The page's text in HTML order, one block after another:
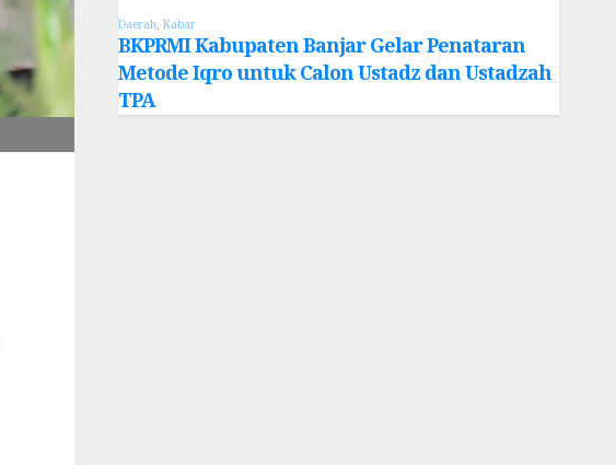
Daerah, Kabar
BKPRMI Kabupaten Banjar Gelar Penataran
Metode Iqro untuk Calon Ustadz dan Ustadzah
TPA